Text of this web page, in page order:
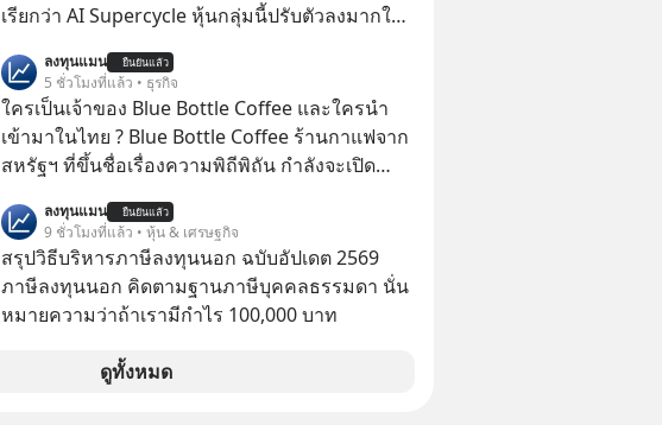
ควรดู ตรงไหน ทำอย่างไร ถึงจะดีกับเรา แล้วเรา
ควรรู้ข้อมูลอะไรเกี่ยวกับ RMF บ้าง เพื่อให้นำไปใช้
ต่อได้จริง ๆ ลงทุนแมนจะเล่าให้ฟัง
เรียกว่า AI Supercycle หุ้นกลุ่มนี้ปรับตัวลงมากใน
ลงทุน AI อย่างต่อเนื่อง ซึ่งต้องการโครงสร้างพื้น
ฐานด้าน AI จำนวนมาก ตั้งแต่เมโมรีชิป เก็บข้อมูล
ยันระบบไฟฟ้า และระบายความร้อน
ลงทุนแมน ยืนยันแล้ว
5 ชั่วโมงที่แล้ว • ธุรกิจ
ใครเป็นเจ้าของ Blue Bottle Coffee และใครนำ
เข้ามาในไทย ? Blue Bottle Coffee ร้านกาแฟจาก
สหรัฐฯ ที่ขึ้นชื่อเรื่องความพิถีพิถัน กำลังจะเปิด
ลงทุนแมน ยืนยันแล้ว
9 ชั่วโมงที่แล้ว • หุ้น & เศรษฐกิจ
สรุปวิธีบริหารภาษีลงทุนนอก ฉบับอัปเดต 2569
ภาษีลงทุนนอก คิดตามฐานภาษีบุคคลธรรมดา นั่น
หมายความว่าถ้าเรามีกำไร 100,000 บาท
ดูทั้งหมด